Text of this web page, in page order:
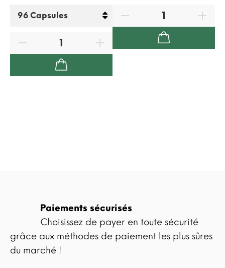
Paiements sécurisés
Choisissez de payer en toute sécurité
grâce aux méthodes de paiement les plus sûres
du marché !